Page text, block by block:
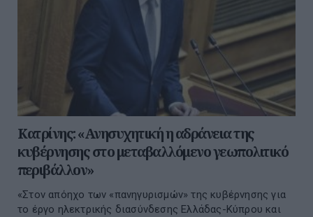
Κατρίνης: «Ανησυχητική η αδράνεια της
κυβέρνησης στο μεταβαλλόμενο γεωπολιτικό
περιβάλλον»
«Στον απόηχο των «πανηγυρισμών» της κυβέρνησης για
το έργο ηλεκτρικής διασύνδεσης Ελλάδας-Κύπρου και